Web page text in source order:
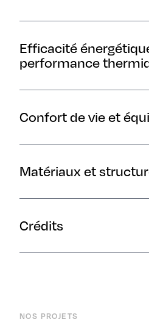
Efficacité
performance
Confort de vie et
Matériaux et
Crédits
NOS PROJETS